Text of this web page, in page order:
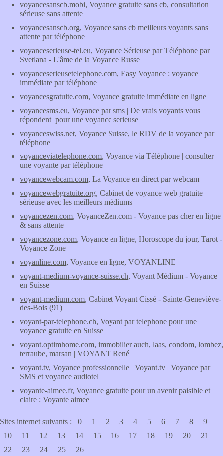
voyancesanscb.mobi, Voyance gratuite sans cb, consultation
sérieuse sans attente
voyancesanscb.org, Voyance sans cb meilleurs voyants sans
attente par téléphone
voyanceserieuse-tel.eu, Voyance Sérieuse par Téléphone par
Svetlana - L'âme de la Voyance Russe
voyanceserieusetelephone.com, Easy Voyance : voyance
immédiate par téléphone
voyancesgratuite.com, Voyance gratuite immédiate en ligne
voyancesms.eu, Voyance par sms | De vrais voyants vous
répondent pour une voyance serieuse
voyanceswiss.net, Voyance Suisse, le RDV de la voyance par
téléphone
voyanceviatelephone.com, Voyance via Téléphone | consulter
une voyante par téléphone
voyancewebcam.com, La Voyance en direct par webcam
voyancewebgratuite.org, Cabinet de voyance web gratuite
sérieuse avec les meilleurs médiums
voyancezen.com, VoyanceZen.com - Voyance pas cher en ligne
& sans attente
voyancezone.com, Voyance en ligne, Horoscope du jour, Tarot -
Voyance Zone
voyanline.com, Voyance en ligne, VOYANLINE
voyant-medium-voyance-suisse.ch, Voyant Médium - Voyance
en Suisse
voyant-medium.com, Cabinet Voyant Cissé - Sainte-Geneviève-
des-Bois (91)
voyant-par-telephone.ch, Voyant par telephone pour une
voyance gratuite en Suisse
voyant.optimhome.com, immobilier auch, laas, condom, lombez,
terraube, marsan | VOYANT René
voyant.tv, Voyance professionnelle | Voyant.tv | Voyance par
SMS et voyance audiotel
voyante-aimee.fr, Voyance gratuite pour un avenir paisible et
claire : Voyante aimee
Sites internet suivants : 0 1 2 3 4 5 6 7 8
9
10
11 12 13 14 15 16 17 18 19 20
21
22
23 24 25 26